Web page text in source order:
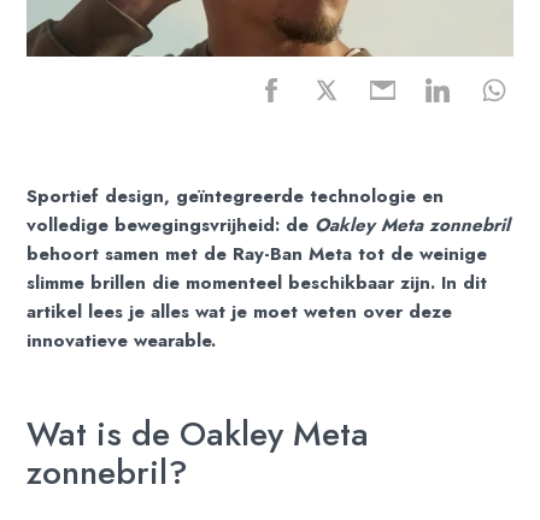
Sportief design, geïntegreerde technologie en
volledige bewegingsvrijheid: de Oakley Meta zonnebril
behoort samen met de Ray-Ban Meta tot de weinige
slimme brillen die momenteel beschikbaar zijn. In dit
artikel lees je alles wat je moet weten over deze
innovatieve wearable.
Wat is de Oakley Meta
zonnebril?